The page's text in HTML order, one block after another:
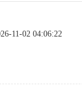
11-02 04:06:22